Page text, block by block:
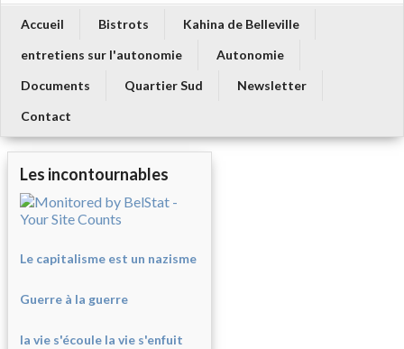
Accueil Bistrots
Kahina de Belleville
entretiens sur l'autonomie
Autonomie
Documents
Quartier Sud
Newsletter
Contact
Les incontournables
Le capitalisme est un nazisme
Guerre à la guerre
la vie s'écoule la vie s'enfuit